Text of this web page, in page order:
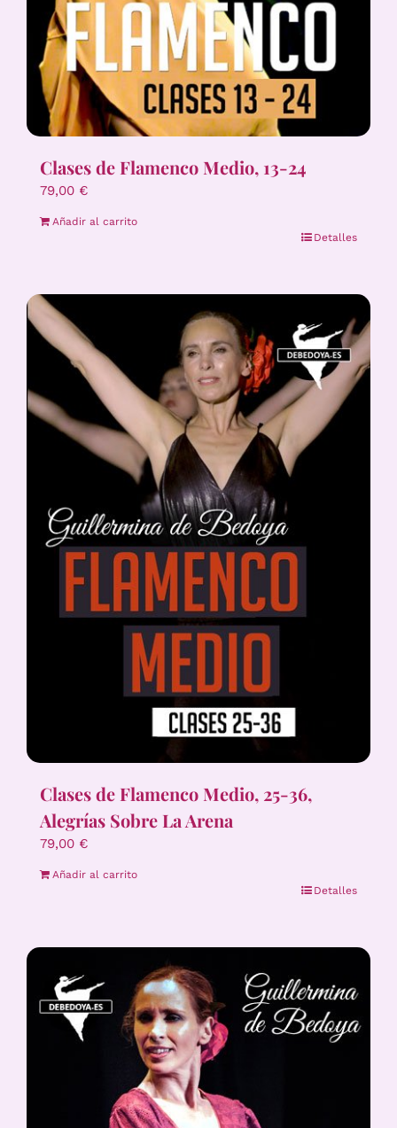
Clases de Flamenco Medio, 13-24
79,00 €
Añadir al carrito
Detalles
Clases de Flamenco Medio, 25-36,
Alegrías Sobre La Arena
79,00 €
Añadir al carrito
Detalles